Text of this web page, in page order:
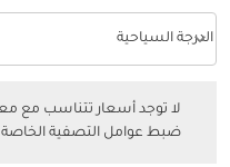
فئة المقصورة option الدرجة السياحية Selected
الدرجة السياحية
keyboard_arrow_down
لا توجد أسعار تتناسب مع
ضبط عوامل التصفية